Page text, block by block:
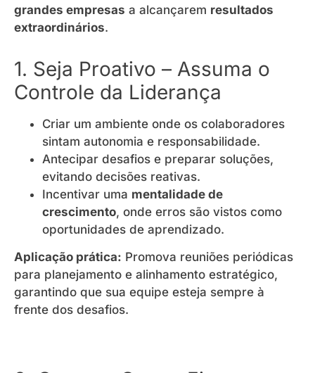
grandes empresas a alcançarem resultados
extraordinários.
1. Seja Proativo – Assuma o
Controle da Liderança
Criar um ambiente onde os colaboradores
sintam autonomia e responsabilidade.
Antecipar desafios e preparar soluções,
evitando decisões reativas.
Incentivar uma mentalidade de
crescimento, onde erros são vistos como
oportunidades de aprendizado.
Aplicação prática: Promova reuniões periódicas
para planejamento e alinhamento estratégico,
garantindo que sua equipe esteja sempre à
frente dos desafios.